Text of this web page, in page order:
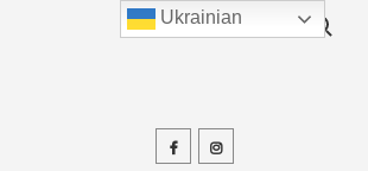
Search
FacebookInstagram
Ukrainian